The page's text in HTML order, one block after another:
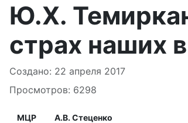
Ю.Х.
страх наших
Информация о материале
Создано: 22 апреля 2017
Просмотров: 6298
МЦР А.В. Стеценко